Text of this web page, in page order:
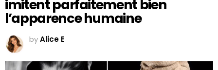
imitent parfaitement bien
l’apparence humaine
byAlice E